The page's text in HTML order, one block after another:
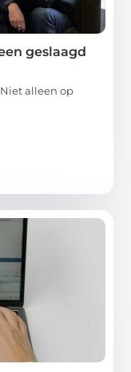
geslaagd
alleen op